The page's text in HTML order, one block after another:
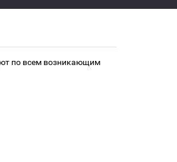
по всем возникающим